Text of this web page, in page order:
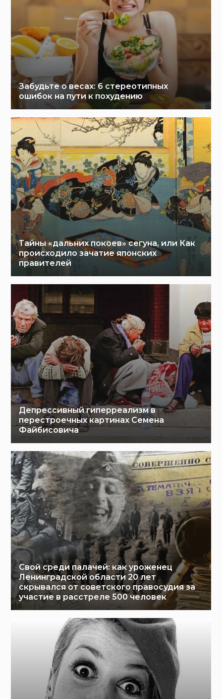
Забудьте о весах: 6 стереотипных
ошибок на пути к похудению
Тайны «дальних покоев» сегуна, или Как
происходило зачатие японских
правителей
Депрессивный гиперреализм в
перестроечных картинах Семена
Файбисовича
Свой среди палачей: как уроженец
Ленинградской области 20 лет
скрывался от советского правосудия за
участие в расстреле 500 человек